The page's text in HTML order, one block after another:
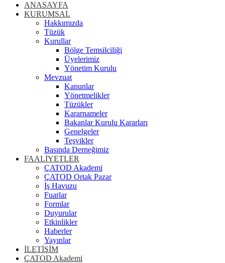
ANASAYFA
KURUMSAL
Hakkımızda
Tüzük
Kurullar
Bölge Temsilciliği
Üyelerimiz
Yönetim Kurulu
Mevzuat
Kanunlar
Yönetmelikler
Tüzükler
Kararnameler
Bakanlar Kurulu Kararları
Genelgeler
Teşvikler
Basında Derneğimiz
FAALİYETLER
ÇATOD Akademi
ÇATOD Ortak Pazar
İş Havuzu
Fuarlar
Formlar
Duyurular
Etkinlikler
Haberler
Yayınlar
İLETİŞİM
ÇATOD Akademi